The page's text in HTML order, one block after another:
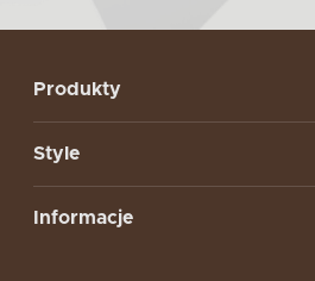
Produkty
Style
Informacje